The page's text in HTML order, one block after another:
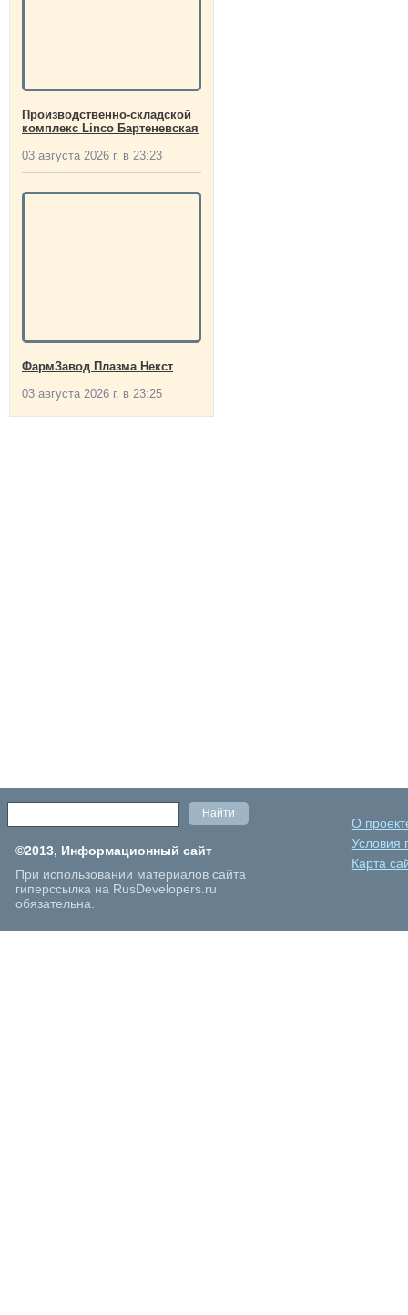
Производственно-складской
комплекс Linco Бартеневская
03 августа 2026 г. в 23:23
ФармЗавод Плазма Некст
03 августа 2026 г. в 23:25
©2013, Информационный сайт
При использовании материалов сайта
гиперссылка на RusDevelopers.ru
обязательна.
О
Условия
Карта